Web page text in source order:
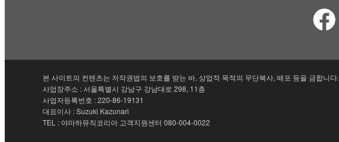
본 사이트의 컨텐츠는 저작권법의 보호를 받는 바, 상업적 목적의 무단복사, 배포 등을 금합니다.
사업장주소 : 서울특별시 강남구 강남대로 298, 11층
사업자등록번호 : 220-86-19131
대표이사 : Suzuki Kazunari
TEL : 야마하뮤직코리아 고객지원센터 080-004-0022